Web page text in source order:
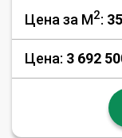
Цена за М2:
Цена: 3 692